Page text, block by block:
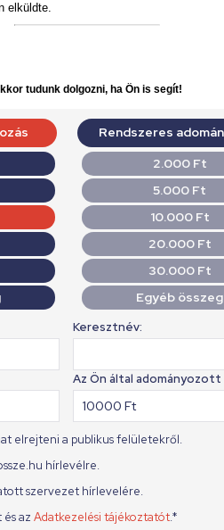
elküldte.
tudunk dolgozni, ha Ön is segít!